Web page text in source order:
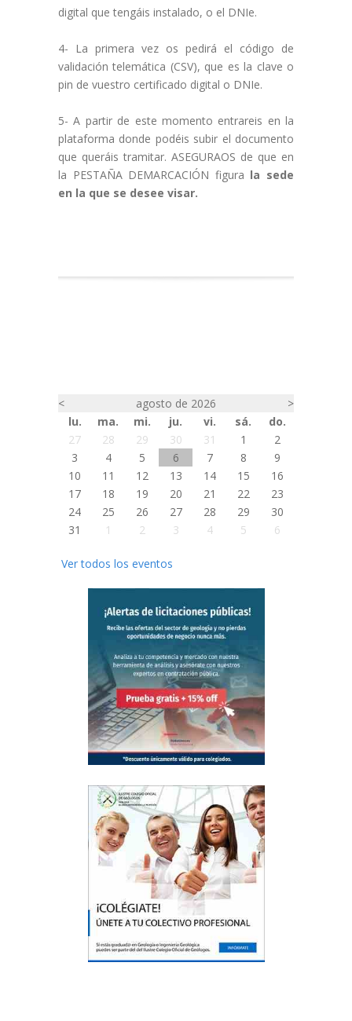
digital que tengáis instalado, o el DNIe.
4- La primera vez os pedirá el código de
validación telemática (CSV), que es la clave o
pin de vuestro certificado digital o DNIe.
5- A partir de este momento entrareis en la
plataforma donde podéis subir el documento
que queráis tramitar. ASEGURAOS de que en
la PESTAÑA DEMARCACIÓN figura la sede
en la que se desee visar.
< agosto de 2026
>
lu.
ma. mi. ju. vi. sá.
do.
27
28 29 30 31 1
2
3
4 5 6 7 8
9
10
11 12 13 14 15
16
17
18 19 20 21 22
23
24
25 26 27 28 29
30
31
1 2 3 4 5 6
Ver todos los eventos